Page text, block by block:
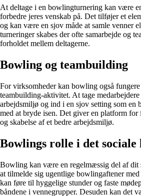
At deltage i en bowlingturnering kan være
forbedre jeres venskab på. Det tilføjer et
og kan være en sjov måde at samle venner
turneringer skabes der ofte samarbejde og
forholdet mellem deltagerne.
Bowling og teambuilding
For virksomheder kan bowling også
teambuilding-aktivitet. At tage
arbejdsmiljø og ind i en sjov setting som
med at bryde isen. Det giver en platform
og skabelse af et bedre arbejdsmiljø.
Bowlings rolle i det sociale
Bowling kan være en regelmæssig del af
at tilmelde sig ugentlige bowlingaftener
kan føre til hyggelige stunder og faste
båndene i vennegrupper. Desuden kan det